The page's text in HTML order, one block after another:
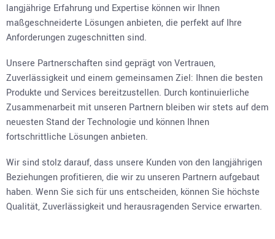
langjährige Erfahrung und Expertise können wir Ihnen
maßgeschneiderte Lösungen anbieten, die perfekt auf Ihre
Anforderungen zugeschnitten sind.
Unsere Partnerschaften sind geprägt von Vertrauen,
Zuverlässigkeit und einem gemeinsamen Ziel: Ihnen die besten
Produkte und Services bereitzustellen. Durch kontinuierliche
Zusammenarbeit mit unseren Partnern bleiben wir stets auf dem
neuesten Stand der Technologie und können Ihnen
fortschrittliche Lösungen anbieten.
Wir sind stolz darauf, dass unsere Kunden von den langjährigen
Beziehungen profitieren, die wir zu unseren Partnern aufgebaut
haben. Wenn Sie sich für uns entscheiden, können Sie höchste
Qualität, Zuverlässigkeit und herausragenden Service erwarten.